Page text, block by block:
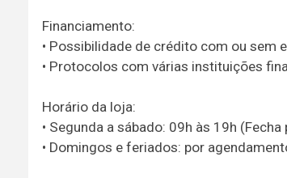
Financiamento:
• Possibilidade de crédito com ou sem
• Protocolos com várias instituições
Horário da loja:
• Segunda a sábado: 09h às 19h
• Domingos e feriados: por